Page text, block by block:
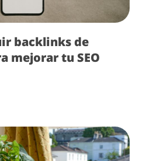
backlinks de
mejorar tu SEO